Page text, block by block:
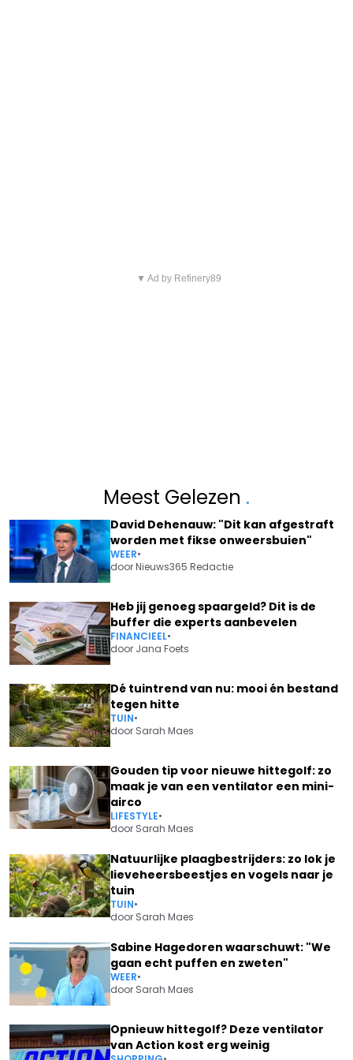
▼ Ad by Refinery89
Meest Gelezen .
David Dehenauw: "Dit kan afgestraft
worden met fikse onweersbuien"
WEER•
doorNieuws365 Redactie
Heb jij genoeg spaargeld? Dit is de
buffer die experts aanbevelen
FINANCIEEL•
door Jana Foets
Dé tuintrend van nu: mooi én bestand
tegen hitte
TUIN•
door Sarah Maes
Gouden tip voor nieuwe hittegolf: zo
maak je van een ventilator een mini-
airco
LIFESTYLE•
door Sarah Maes
Natuurlijke plaagbestrijders: zo lok je
lieveheersbeestjes en vogels naar je
tuin
TUIN•
door Sarah Maes
Sabine Hagedoren waarschuwt: "We
gaan echt puffen en zweten"
WEER•
door Sarah Maes
Opnieuw hittegolf? Deze ventilator
van Action kost erg weinig